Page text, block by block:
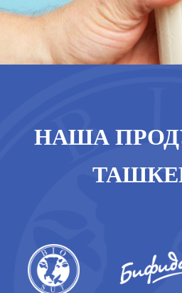
НАША